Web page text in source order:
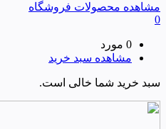
مشاهده محصولات فروشگاه
0
0 مورد
مشاهده سبد خرید
سبد خرید شما خالی است.